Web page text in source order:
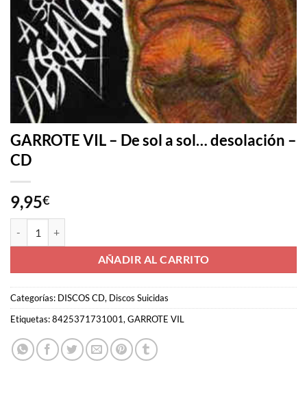
GARROTE VIL – De sol a sol… desolación –
CD
9,95€
AÑADIR AL CARRITO
Categorías: DISCOS CD, Discos Suicidas
Etiquetas:8425371731001,GARROTE VIL